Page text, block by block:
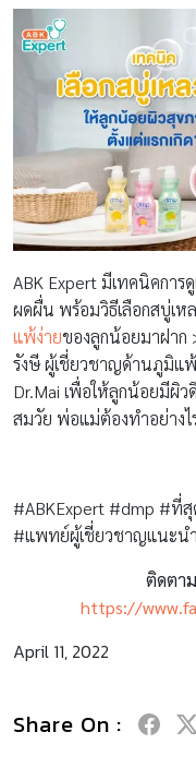
ABK Expert มีเทคนิคการ
ผดผื่น พร้อมวิธีเลือกสบู่เ
แพ้ง่ายของลูกน้อยมาฝา
รังษี ผู้เชี่ยวชาญด้านภูมิแพ้
Dr.Mai เพื่อให้ลูกน้อยมีผิ
สมวัย พ่อแม่ต้องทำอย่าง
#ABKExpert #dmp #ที่
#แพทย์ผู้เชี่ยวชาญแนะนำ
ติดตา
https://
April 11, 2022
Share On :